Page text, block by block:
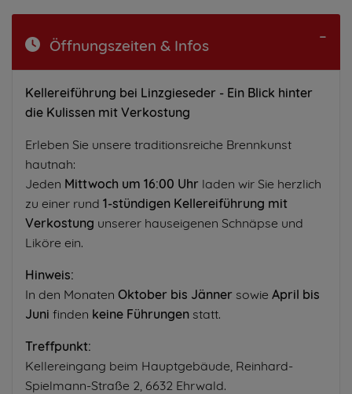
Öffnungszeiten & Infos
Kellereiführung bei Linzgieseder - Ein Blick hinter
die Kulissen mit Verkostung
Erleben Sie unsere traditionsreiche Brennkunst
hautnah:
Jeden Mittwoch um 16:00 Uhr laden wir Sie herzlich
zu einer rund 1-stündigen Kellereiführung mit
Verkostung unserer hauseigenen Schnäpse und
Liköre ein.
Hinweis:
In den Monaten Oktober bis Jänner sowie April bis
Juni finden keine Führungen statt.
Treffpunkt:
Kellereingang beim Hauptgebäude, Reinhard-
Spielmann-Straße 2, 6632 Ehrwald.